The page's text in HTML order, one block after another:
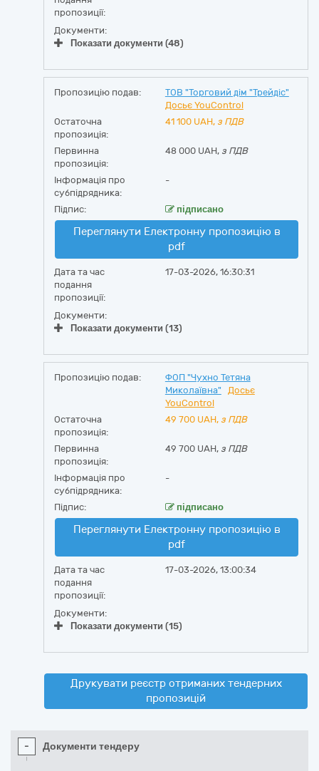
пропозиції:
Документи:
Показати документи (48)
Пропозицію подав:
ТОВ "Торговий дім "Трейдіс"
Досьє YouControl
Остаточна
пропозиція:
41 100 UAH, з ПДВ
Первинна
пропозиція:
48 000 UAH, з ПДВ
Інформація про
субпідрядника:
-
Підпис: підписано
Переглянути Електронну пропозицію в
pdf
Дата та час
подання
пропозиції:
17-03-2026, 16:30:31
Документи:
Показати документи (13)
Пропозицію подав:
ФОП "Чухно Тетяна
Миколаївна"
Досьє
YouControl
Остаточна
пропозиція:
49 700 UAH, з ПДВ
Первинна
пропозиція:
49 700 UAH, з ПДВ
Інформація про
субпідрядника:
-
Підпис: підписано
Переглянути Електронну пропозицію в
pdf
Дата та час
подання
пропозиції:
17-03-2026, 13:00:34
Документи:
Показати документи (15)
Друкувати реєстр отриманих тендерних
пропозицій
- Документи тендеру